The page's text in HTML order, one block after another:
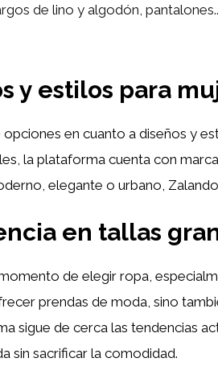
de lino y algodón,
y estilos para
en cuanto a diseños y
la plataforma cuenta con
elegante o urbano,
en tallas
de elegir ropa,
prendas de moda, sino
sigue de cerca las tendencias
sin sacrificar la comodidad.